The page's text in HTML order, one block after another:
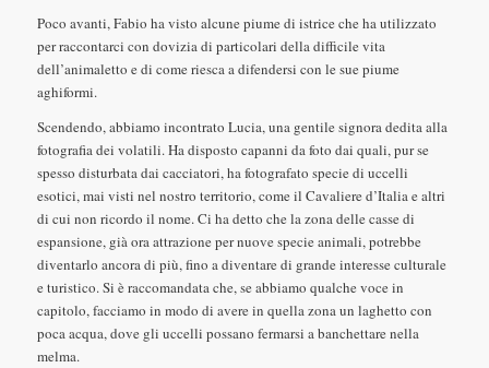
Poco avanti, Fabio ha visto alcune piume di istrice che ha utilizzato
per raccontarci con dovizia di particolari della difficile vita
dell’animaletto e di come riesca a difendersi con le sue piume
aghiformi.
Scendendo, abbiamo incontrato Lucia, una gentile signora dedita alla
fotografia dei volatili. Ha disposto capanni da foto dai quali, pur se
spesso disturbata dai cacciatori, ha fotografato specie di uccelli
esotici, mai visti nel nostro territorio, come il Cavaliere d’Italia e altri
di cui non ricordo il nome. Ci ha detto che la zona delle casse di
espansione, già ora attrazione per nuove specie animali, potrebbe
diventarlo ancora di più, fino a diventare di grande interesse culturale
e turistico. Si è raccomandata che, se abbiamo qualche voce in
capitolo, facciamo in modo di avere in quella zona un laghetto con
poca acqua, dove gli uccelli possano fermarsi a banchettare nella
melma.